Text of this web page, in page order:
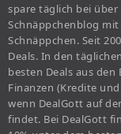
spare täglich bei über
Schnäppchenblog
Schnäppchen. Seit
Deals. In den
besten Deals aus
Finanzen (Kredite
wenn DealGott auf
findet. Bei DealGott